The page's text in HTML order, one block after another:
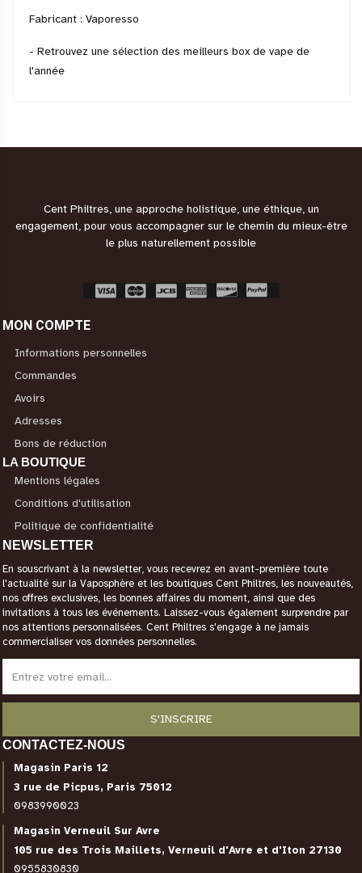
Fabricant : Vaporesso
- Retrouvez une sélection des meilleurs box de vape de
l'année
Cent Philtres, une approche holistique, une éthique, un
engagement, pour vous accompagner sur le chemin du mieux-être
le plus naturellement possible
MON COMPTE
Informations personnelles
Commandes
Avoirs
Adresses
Bons de réduction
LA BOUTIQUE
Mentions légales
Conditions d'utilisation
Politique de confidentialité
NEWSLETTER
En souscrivant à la newsletter, vous recevrez en avant-première toute
l'actualité sur la Vaposphère et les boutiques Cent Philtres, les nouveautés,
nos offres exclusives, les bonnes affaires du moment, ainsi que des
invitations à tous les événements. Laissez-vous également surprendre par
nos attentions personnalisées. Cent Philtres s'engage à ne jamais
commercialiser vos données personnelles.
CONTACTEZ-NOUS
Magasin Paris 12
3 rue de Picpus, Paris 75012
0983990023
Magasin Verneuil Sur Avre
105 rue des Trois Maillets, Verneuil d'Avre et d'Iton 27130
0955830830